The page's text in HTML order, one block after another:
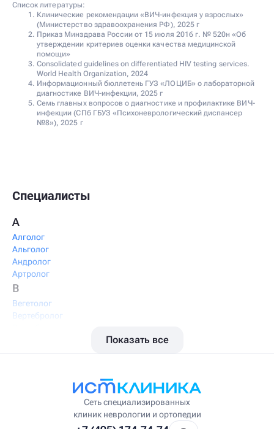
Список литературы:
Клинические рекомендации «ВИЧ-инфекция у взрослых»
(Министерство здравоохранения РФ), 2025 г
Приказ Минздрава России от 15 июля 2016 г. № 520н «Об
утверждении критериев оценки качества медицинской
помощи»
Consolidated guidelines on differentiated HIV testing services.
World Health Organization, 2024
Информационный бюллетень ГУЗ «ЛОЦИБ» о лабораторной
диагностике ВИЧ-инфекции, 2025 г
Семь главных вопросов о диагностике и профилактике ВИЧ-
инфекции (СПб ГБУЗ «Психоневрологический диспансер
№8»), 2025 г
Специалисты
А
Алголог
Альголог
Андролог
Артролог
В
Вегетолог
Вертебролог
Висцеральный массажист
Врач интегративной медицины
Врач первичного приёма
Показать все
Сеть специализированных
клиник неврологии и ортопедии